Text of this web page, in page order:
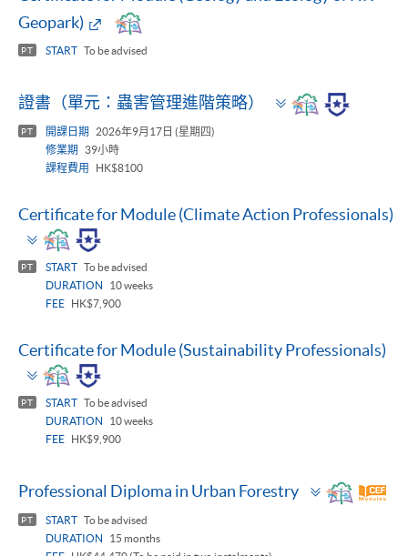
Geopark)
PT START To be advised
證書（單元：蟲害管理進階策略）
Toggle
panel
PT 開課日期
2026年9月17日 (星期四)
修業期
39小時
課程費用
HK$8100
Certificate for Module (Climate Action Professionals)
Toggle
panel
PT START To be advised
DURATION
10 weeks
FEE
HK$7,900
Certificate for Module (Sustainability Professionals)
Toggle
panel
PT START To be advised
DURATION
10 weeks
FEE
HK$9,900
Professional Diploma in Urban Forestry
Toggle
panel
PT START To be advised
DURATION
15 months